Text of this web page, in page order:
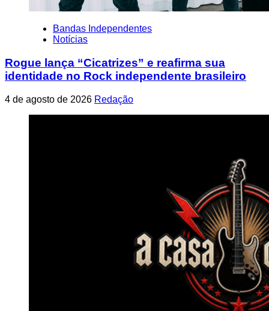
Bandas Independentes
Notícias
Rogue lança “Cicatrizes” e reafirma sua
identidade no Rock independente brasileiro
4 de agosto de 2026 Redação